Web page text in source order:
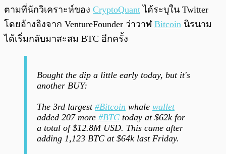
ตามที่นักวิเคราะห์ของ CryptoQuant ได้ระบุใน Twitter
โดยอ้างอิงจาก VentureFounder ว่าวาฬ Bitcoin นิรนาม
ได้เริ่มกลับมาสะสม BTC อีกครั้ง
Bought the dip a little early today, but it's
another BUY:
The 3rd largest #Bitcoin whale wallet
added 207 more #BTC today at $62k for
a total of $12.8M USD. This came after
adding 1,123 BTC at $64k last Friday.